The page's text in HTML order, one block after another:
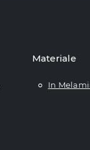
Materiale
In